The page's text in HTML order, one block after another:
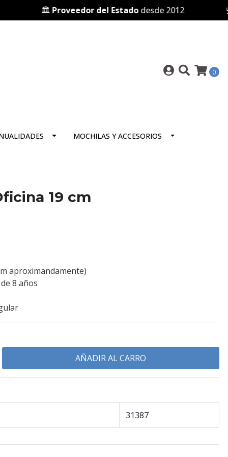
Proveedor del Estadodesde 2012 🛒
0
MOCHILAS Y ACCESORIOS
19 cm
aproximandamente)
8 años
31387